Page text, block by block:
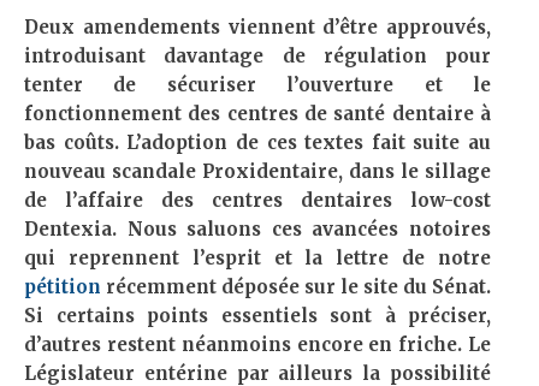
Deux amendements viennent d’être approuvés,
introduisant davantage de régulation pour
tenter de sécuriser l’ouverture et le
fonctionnement des centres de santé dentaire à
bas coûts. L’adoption de ces textes fait suite au
nouveau scandale Proxidentaire, dans le sillage
de l’affaire des centres dentaires low-cost
Dentexia. Nous saluons ces avancées notoires
qui reprennent l’esprit et la lettre de notre
pétition récemment déposée sur le site du Sénat.
Si certains points essentiels sont à préciser,
d’autres restent néanmoins encore en friche. Le
Législateur entérine par ailleurs la possibilité